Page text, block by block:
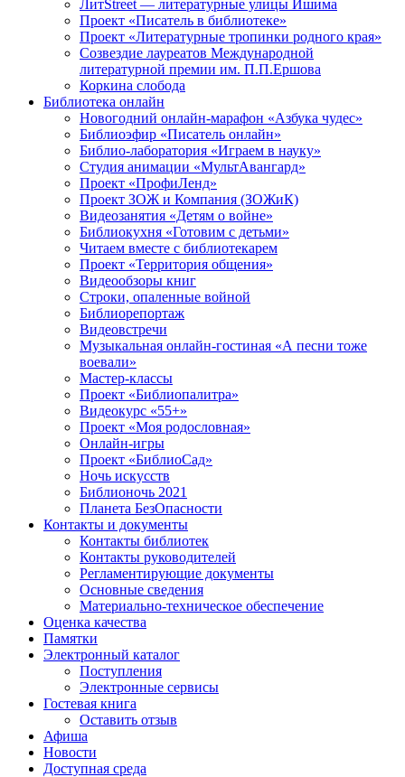
ЛитStreet — литературные улицы Ишима
Проект «Писатель в библиотеке»
Проект «Литературные тропинки родного края»
Созвездие лауреатов Международной
литературной премии им. П.П.Ершова
Коркина слобода
Библиотека онлайн
Новогодний онлайн-марафон «Азбука чудес»
Библиоэфир «Писатель онлайн»
Библио-лаборатория «Играем в науку»
Студия анимации «МультАвангард»
Проект «ПрофиЛенд»
Проект ЗОЖ и Компания (ЗОЖиК)
Видеозанятия «Детям о войне»
Библиокухня «Готовим с детьми»
Читаем вместе с библиотекарем
Проект «Территория общения»
Видеообзоры книг
Строки, опаленные войной
Библиорепортаж
Видеовстречи
Музыкальная онлайн-гостиная «А песни тоже
воевали»
Мастер-классы
Проект «Библиопалитра»
Видеокурс «55+»
Проект «Моя родословная»
Онлайн-игры
Проект «БиблиоСад»
Ночь искусств
Библионочь 2021
Планета БезОпасности
Контакты и документы
Контакты библиотек
Контакты руководителей
Регламентирующие документы
Основные сведения
Материально-техническое обеспечение
Оценка качества
Памятки
Электронный каталог
Поступления
Электронные сервисы
Гостевая книга
Оставить отзыв
Афиша
Новости
Доступная среда